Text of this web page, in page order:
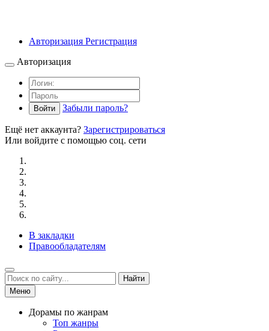
Авторизация Регистрация
Авторизация
Войти Забыли пароль?
Ещё нет аккаунта? Зарегистрироваться
Или войдите с помощью соц. сети
В закладки
Правообладателям
Найти
Меню
Дорамы по жанрам
Топ жанры